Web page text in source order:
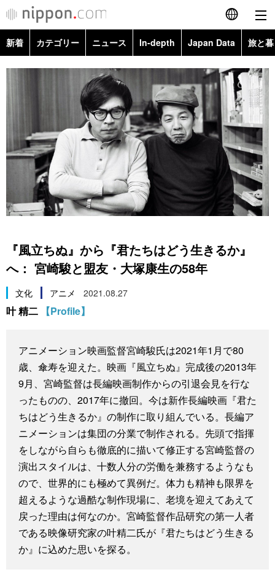
English
简体字
繁體字
Français
Español
العربية
政治・外交
経済・ビジネス
社会
文化
暮らし
スポーツ・東京2020
ニュース
トップ
In-depth
旅と暮らし
動画/Live
Cinema
Topics
Images
People
東京
お知らせ
新着 カテゴリー ニュース In-depth Japan Data 旅と
政治・外交
国際・海外
社会
暮らし
スポーツ・東京2020
Topics
Images
People
東京
お知らせ
『風立ちぬ』から『君たちはどう生きるか』
へ： 宮崎駿と盟友・大塚康生の58年
文化 アニメ 2021.08.27
叶 精二 【Profile】
アニメーション映画監督宮崎駿氏は2021年1月で80
歳、傘寿を迎えた。映画『風立ちぬ』完成後の2013年
9月、宮崎監督は長編映画制作からの引退会見を行な
ったものの、2017年に撤回。今は新作長編映画『君た
ちはどう生きるか』の制作に取り組んでいる。長編ア
ニメーションは集団の分業で制作される。先頭で指揮
をしながら自らも徹底的に描いて修正する宮崎監督の
演出スタイルは、十数人分の労働を兼務するようなも
ので、世界的にも極めて異例だ。体力も精神も限界を
超えるような過酷な制作現場に、老境を迎えてあえて
戻った理由は何なのか。宮崎監督作品研究の第一人者
である映像研究家の叶精二氏が『君たちはどう生きる
か』に込めた思いを探る。